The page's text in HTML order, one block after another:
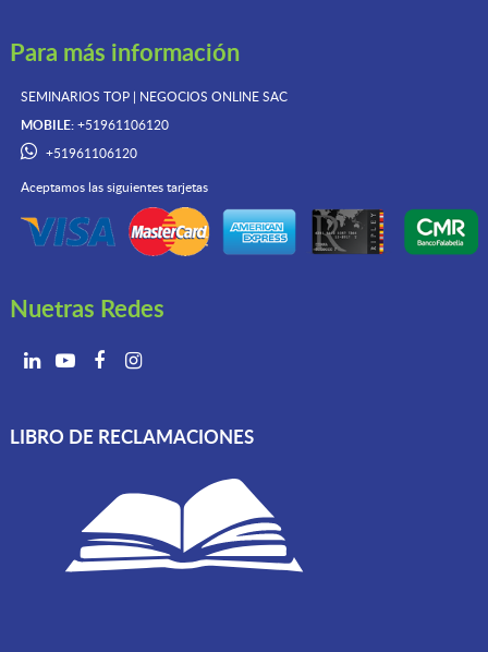
Para más información
SEMINARIOS TOP | NEGOCIOS ONLINESAC
MOBILE:+51961106120
+51961106120
Aceptamos las siguientes tarjetas
Nuetras Redes
LIBRO DE RECLAMACIONES